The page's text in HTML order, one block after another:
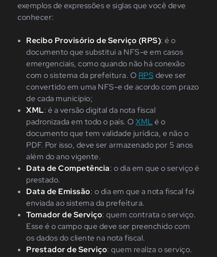
exemplos de expressões e siglas que você deve
conhecer:
Recibo Provisório de Serviço (RPS): é o
documento que substitui a NFS-e em casos
emergenciais, como quando não há conexão
com o sistema da prefeitura. O RPS deve ser
convertido em uma NFS-e de acordo com prazo
de cada município;
XML: é a versão digital da nota fiscal
padronizada em todo o país. OXML é o
documento que tem validade jurídica, e não o
PDF. Por isso, deve ser armazenado por 5 anos
além do ano vigente.
Data de Competência: o dia em que o serviço é
prestado.
Data de Emissão: o dia em que a nota fiscal foi
enviada ao sistema da prefeitura.
Tomador de Serviço: quem contrata o serviço.
Esse é o campo que deve ser preenchido com
os dados do cliente na nota fiscal.
Prestador de Serviço: quem realiza o serviço.